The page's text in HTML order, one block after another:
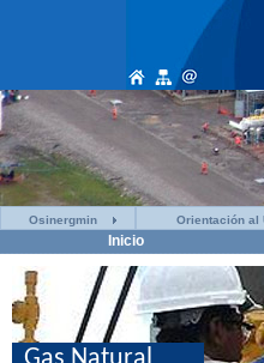
Osinergmin Orientación al
Inicio